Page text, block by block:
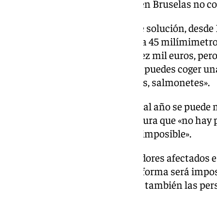
por esta decisión asegura que «en Bruselas no
Ruiz explica que como aparente solución,
alternativa, aumentar la malla a 45
desembolso de ocho, nueve o diez mil euros,
malla. Esto no es un mar donde puedes coger
pescamos calamaritos, chopitos, salmonetes».
«Dime qué empresa con 27 días al año se
Ruiz, al mismo tiempo que asegura que «no
contigo para trabajar, nadie, es imposible».
Manuel Ruiz y el resto de pescadores
solución pronto, ya que de esta forma será
perjudicados, no solo ellos, sino también las